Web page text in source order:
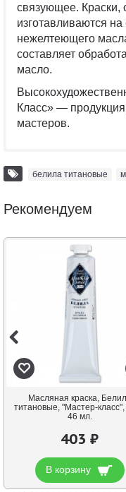
связующее. Краски,
изготавливаются
нежелтеющего
составляет
масло.
Класс» —
мастеров.
белила титановые
Рекомендуем
Масляная краска,
титановые, "Мастер-класс",
46 мл.
403 ₽
В корзину